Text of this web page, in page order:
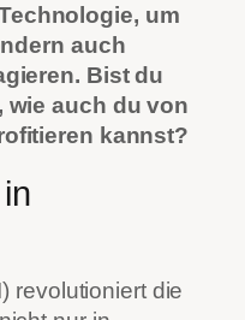
um
auch
Bist du
wie auch du von
kannst?
revolutioniert die